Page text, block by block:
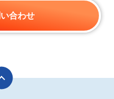
合わせ